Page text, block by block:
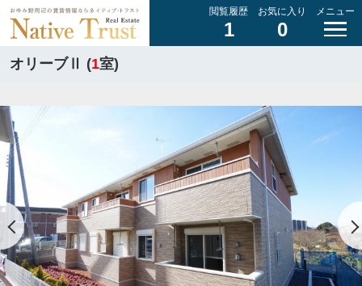
閲覧履歴
1
お気に入り
0
メニュー
オリーブⅡ (1室)